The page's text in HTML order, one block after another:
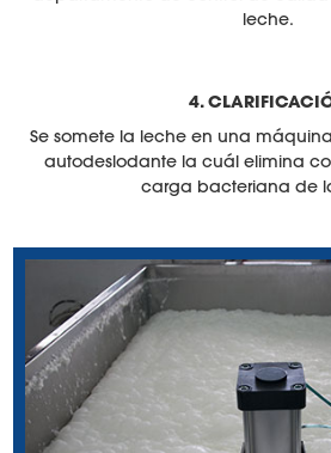
leche.
4.
Se somete la leche en una
autodeslodante la cuál elimina
carga bacteriana de